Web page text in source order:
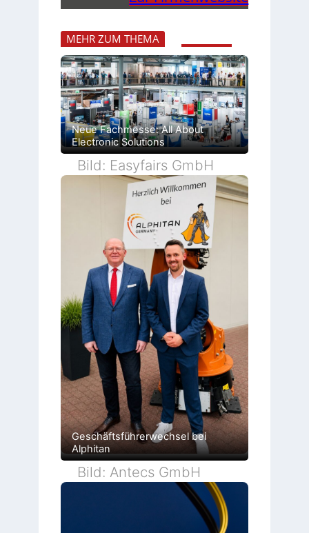
MEHR ZUM THEMA
Neue Fachmesse: All About
Electronic Solutions
Bild: Easyfairs GmbH
Geschäftsführerwechsel bei
Alphitan
Bild: Antecs GmbH